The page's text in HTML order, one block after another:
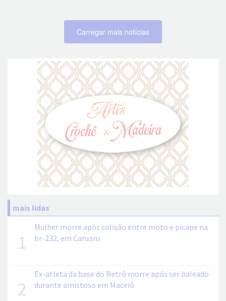
Carregar mais notícias
mais lidas
1
Mulher morre após colisão entre moto e picape na
br-232, em Caruaru
2
Ex-atleta da base do Retrô morre após ser baleado
durante amistoso em Maceió